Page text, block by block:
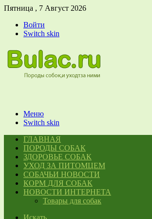
Пятница , 7 Август 2026
Войти
Switch skin
Меню
Switch skin
ГЛАВНАЯ
ПОРОДЫ СОБАК
ЗДОРОВЬЕ СОБАК
УХОД ЗА ПИТОМЦЕМ
СОБАЧЬИ НОВОСТИ
КОРМ ДЛЯ СОБАК
НОВОСТИ ИНТЕРНЕТА
Товары для собак
Искать